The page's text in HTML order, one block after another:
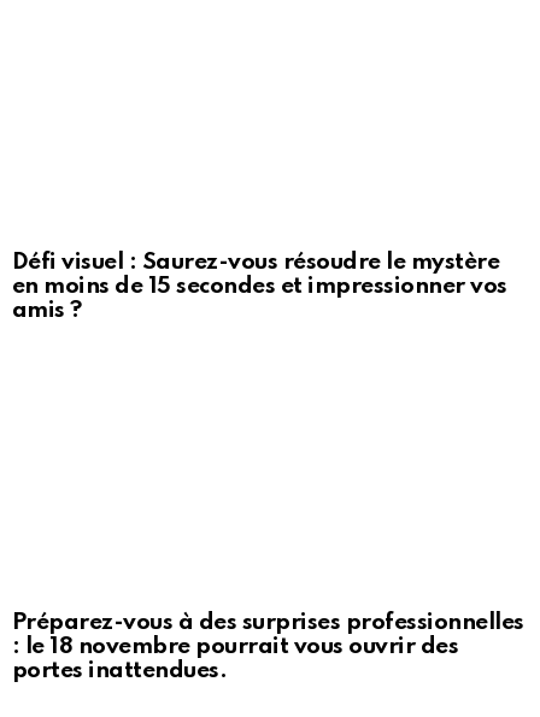
Défi visuel : Saurez-vous résoudre le mystère
en moins de 15 secondes et impressionner vos
amis ?
Préparez-vous à des surprises professionnelles
: le 18 novembre pourrait vous ouvrir des
portes inattendues.